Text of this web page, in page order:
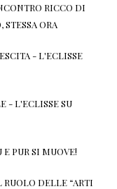
RICCO DI
STESSA ORA
- L'ECLISSE
- L'ECLISSESU
E PUR SI MUOVE!
RUOLO DELLE “ARTI